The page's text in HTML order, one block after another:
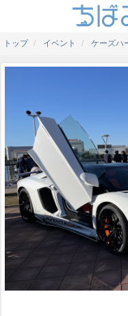
トップ イベント ケーズハ